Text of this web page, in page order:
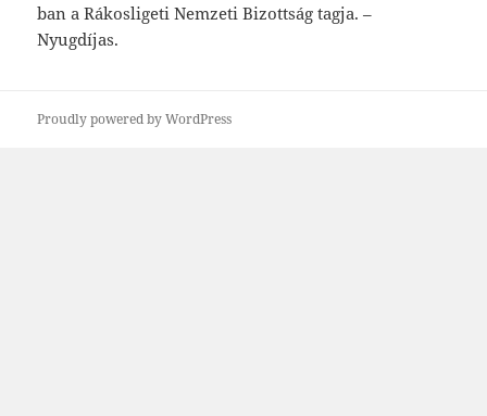
ban a Rákosligeti Nemzeti Bizottság tagja. –
Nyugdíjas.
Proudly powered by WordPress